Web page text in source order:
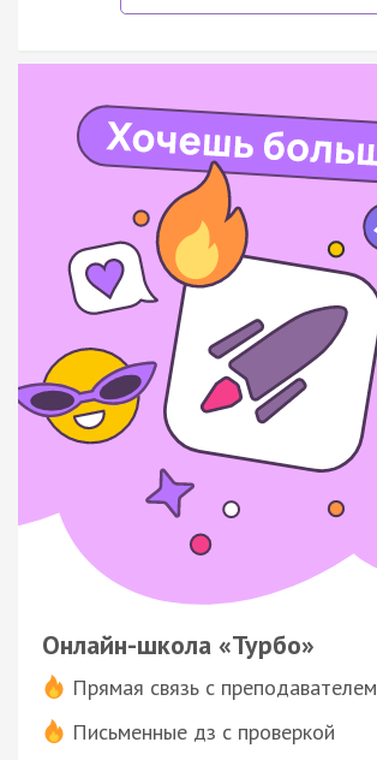
Онлайн-школа «Турбо»
Прямая связь с преподавателем
Письменные дз с проверкой